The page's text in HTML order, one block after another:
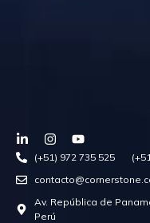
(+51) 972 735 525
Av. República de
Perú